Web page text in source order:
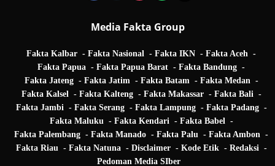
Media Fakta Group
Fakta Kalbar Fakta Nasional Fakta IKN
Fakta Aceh
Fakta Papua
Fakta Papua Barat
Fakta Bandung
Fakta Jateng
Fakta Jatim Fakta Batam
Fakta Medan
Fakta Kalsel
Fakta Kalteng Fakta Makassar
Fakta Bali
Fakta Jambi
Fakta Serang Fakta Lampung
Fakta Padang
Fakta Maluku
Fakta Kendari
Fakta Babel
Fakta Palembang
Fakta Manado Fakta Palu
Fakta Ambon
Fakta Riau
Fakta Natuna Disclaimer Kode Etik
Redaksi
Pedoman Media SIber